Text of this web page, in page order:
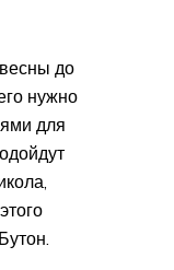
до
нужно
для